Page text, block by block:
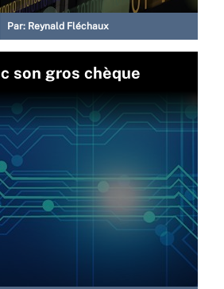
Par: Reynald Fléchaux
son gros chèque